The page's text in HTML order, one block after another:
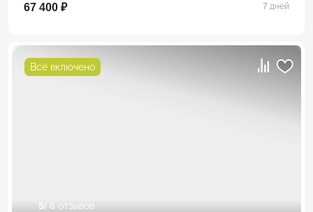
67 400 ₽ 7 дней
Всё включено
5/ 6 отзывов